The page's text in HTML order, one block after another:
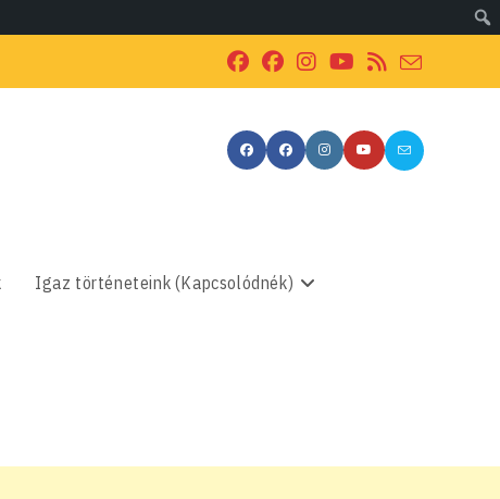
Igaz történeteink (Kapcsolódnék)